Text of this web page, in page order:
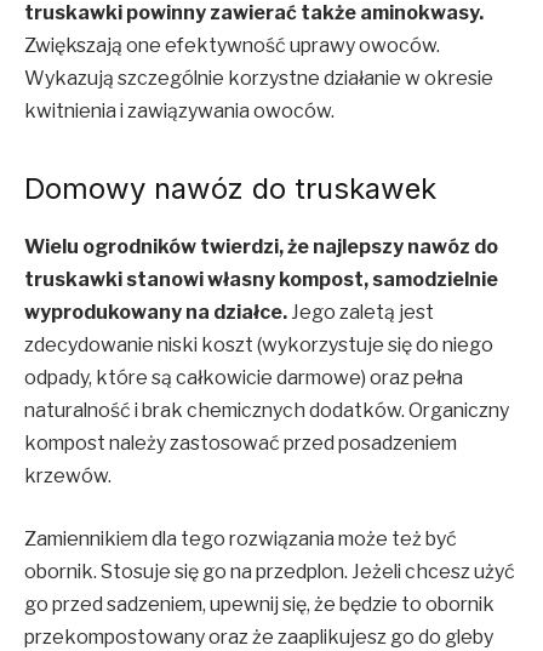
truskawki powinny zawierać także aminokwasy.
Zwiększają one efektywność uprawy owoców.
Wykazują szczególnie korzystne działanie w okresie
kwitnienia i zawiązywania owoców.
Domowy nawóz do truskawek
Wielu ogrodników twierdzi, że najlepszy nawóz do
truskawki stanowi własny kompost, samodzielnie
wyprodukowany na działce.Jego zaletą jest
zdecydowanie niski koszt (wykorzystuje się do niego
odpady, które są całkowicie darmowe) oraz pełna
naturalność i brak chemicznych dodatków. Organiczny
kompost należy zastosować przed posadzeniem
krzewów.
Zamiennikiem dla tego rozwiązania może też być
obornik. Stosuje się go na przedplon. Jeżeli chcesz użyć
go przed sadzeniem, upewnij się, że będzie to obornik
przekompostowany oraz że zaaplikujesz go do gleby